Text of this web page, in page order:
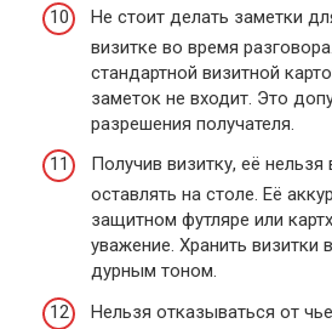
Не стоит делать заметки
визитке во время
стандартной визитной
заметок не входит. Это
разрешения получателя.
Получив визитку, её
оставлять на столе. Её
защитном футляре или
уважение. Хранить визитки
дурным тоном.
Нельзя отказываться от